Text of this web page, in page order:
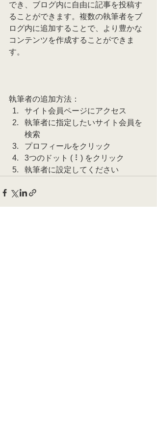
でき、ブログ内に自由に記事を投稿す
ることができます。複数の執筆者をブ
ログ内に追加することで、より豊かな
コンテンツを作成することができま
す。
執筆者の追加方法：
サイト会員ページにアクセス
執筆者に指定したいサイト会員を
検索
プロフィールをクリック
3つのドット ( ⠇) をクリック
執筆者に設定してください